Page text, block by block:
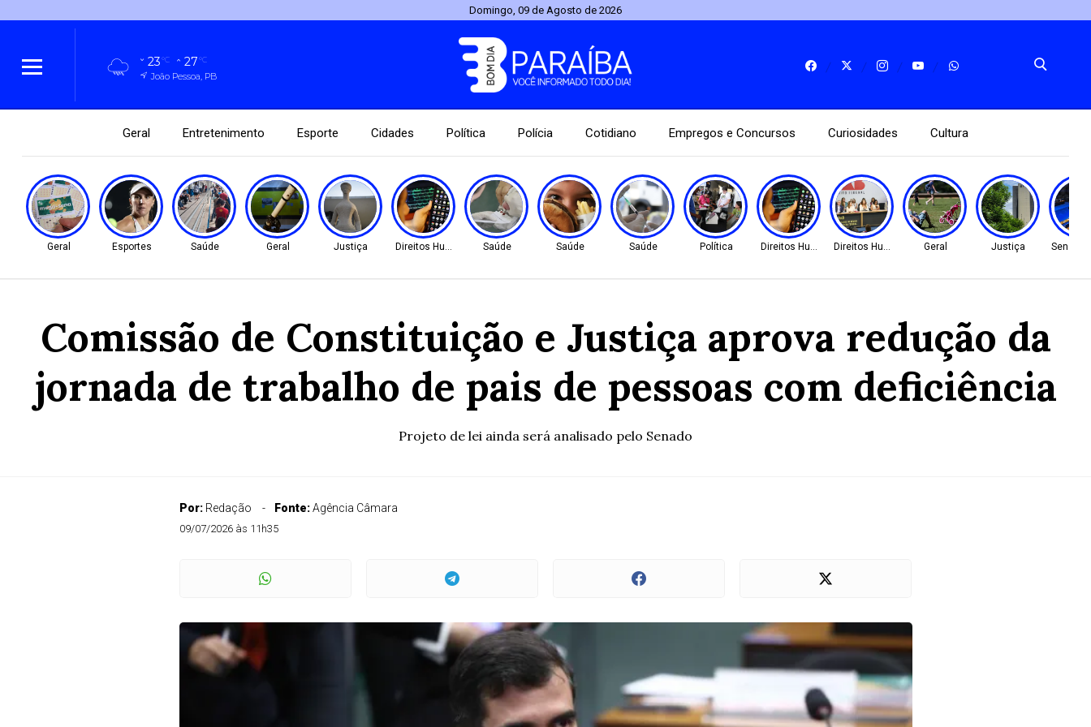
Domingo, 09 de Agosto de 2026
23°C 27°C
João Pessoa, PB
Geral Entretenimento Esporte Cidades Política Polícia Cotidiano Empregos e Concursos Curiosidades Cultura
Geral Esportes Saúde Geral Justiça Direitos Humanos Saúde Saúde Saúde Política Direitos HumanosDireitos Humanos Geral Justiça Senado
Comissão de Constituição e Justiça aprova redução da
jornada de trabalho de pais de pessoas com deficiência
Projeto de lei ainda será analisado pelo Senado
Por: Redação Fonte:Agência Câmara
09/07/2026 às 11h35